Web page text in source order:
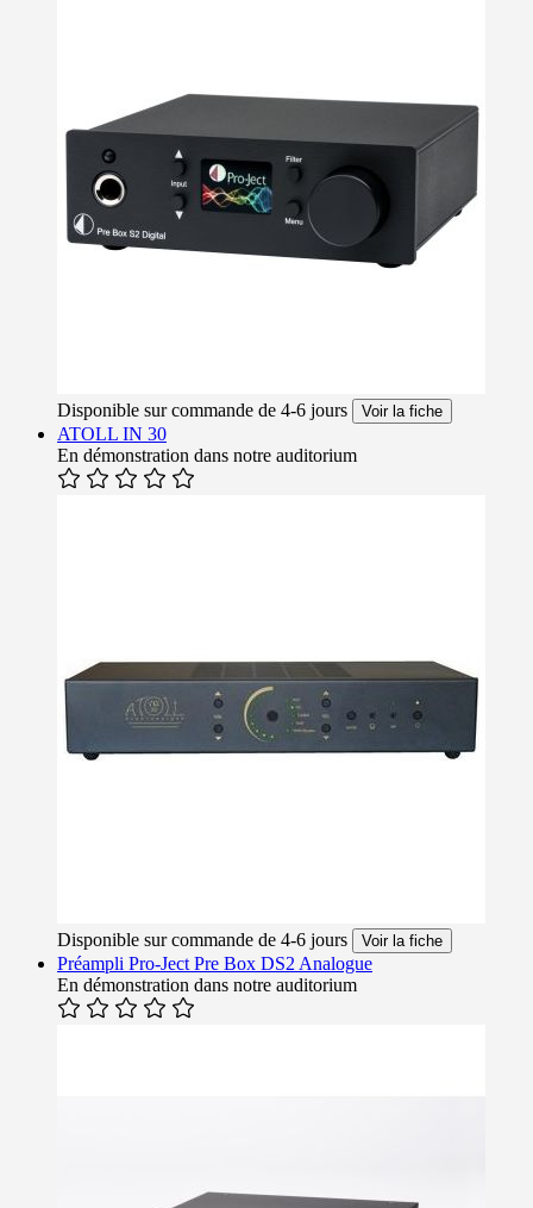
Disponible sur commande de 4-6 jours Voir la fiche
ATOLL IN 30
En démonstration dans notre auditorium
Disponible sur commande de 4-6 jours Voir la fiche
Préampli Pro-Ject Pre Box DS2 Analogue
En démonstration dans notre auditorium